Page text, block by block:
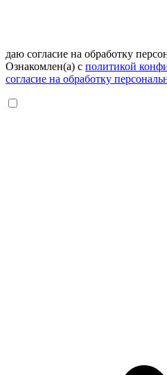
даю согласие на обработку
Ознакомлен(а) с политикой
согласие на обработку